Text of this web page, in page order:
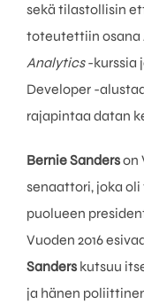
sekä tilastollisin
toteutettiin osana
Analytics-kurssia
Developer -
rajapintaa datan
Bernie Sanderson
senaattori, joka
puolueen
Vuoden 2016
Sanders kutsuu
ja hänen